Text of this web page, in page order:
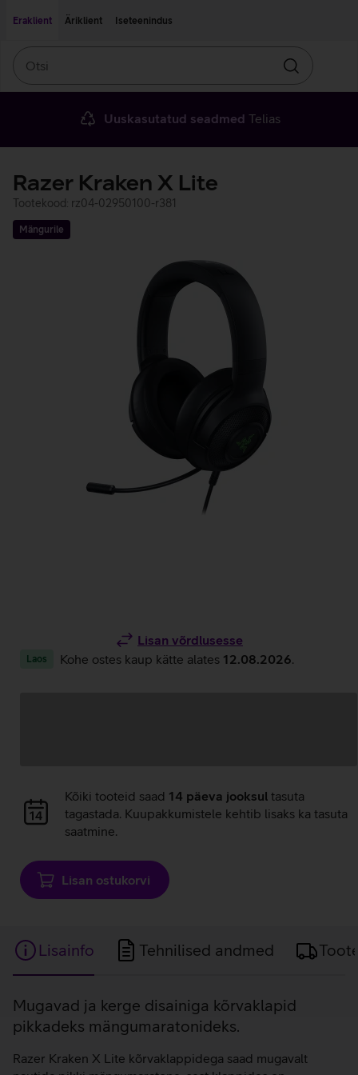
Eraklient
Äriklient Iseteenindus
Otsin
Uuskasutatud seadmed Telias
Razer Kraken X Lite
Tootekood: rz04-02950100-r381
Mängurile
Lisan võrdlusesse
Laos Kohe ostes kaup kätte alates 12.08.2026
laadimine
Andmete
laadimine
Kõiki tooteid saad 14 päeva jooksul tasuta
tagastada. Kuupakkumistele kehtib lisaks ka tasuta
saatmine.
Lisan ostukorvi
Lisainfo Tehnilised andmed
Lisainfo
Mugavad ja kerge disainiga kõrvaklapid
pikkadeks mängumaratonideks.
Razer Kraken X Lite kõrvaklappidega saad mugavalt